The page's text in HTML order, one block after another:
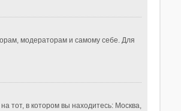
модераторам и самому себе. Для
тот, в котором вы находитесь: Москва,